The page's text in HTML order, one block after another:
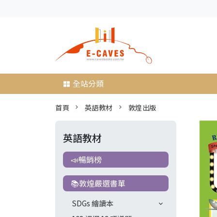
全站分類
首頁 英語教材 敦煌出版
英語教材
📣暢銷榜
📚敦煌嚴選書單
SDGs 繪讀本